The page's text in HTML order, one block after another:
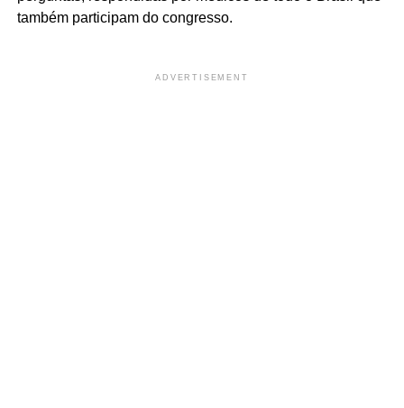
também participam do congresso.
ADVERTISEMENT